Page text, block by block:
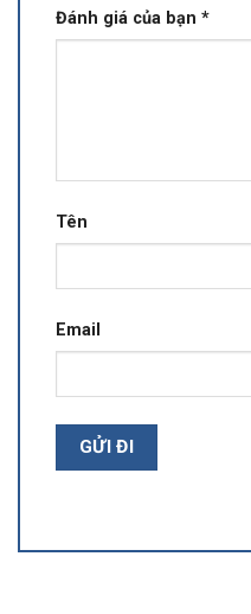
Đánh giá của bạn *
Tên
Email